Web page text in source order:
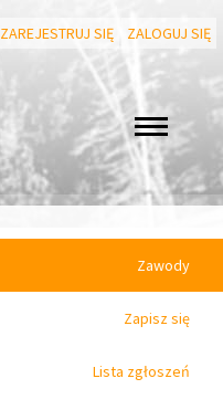
ZAREJESTRUJ SIĘ ZALOGUJ SIĘ
Zawody
Zapisz się
Lista zgłoszeń